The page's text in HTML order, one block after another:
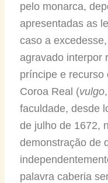
pelo monarca,
apresentadas as
caso a
agravado interpor
príncipe e recurso
Coroa Real (vulgo
faculdade, desde
de julho de 1672,
demonstração de
palavra caberia